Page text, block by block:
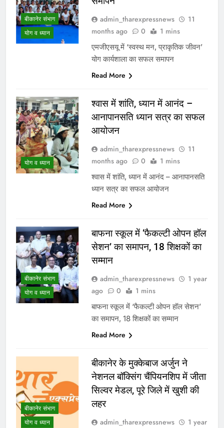
बीकानेर संभाग
योग व ध्यान
admin_tharexpressnews
11
months ago
0 1 mins
एमजीएसयू में ‘स्वस्थ मन, प्राकृतिक जीवन’
योग कार्यशाला का सफल समापन
Read More
योग व ध्यान
श्वास में शांति, ध्यान में आनंद –
आनापानसति ध्यान सत्र का सफल
आयोजन
admin_tharexpressnews
11
months ago
0 1 mins
श्वास में शांति, ध्यान में आनंद – आनापानसति
ध्यान सत्र का सफल आयोजन
Read More
बीकानेर संभाग
योग व ध्यान
बाफना स्कूल में ‘फैकल्टी ओपन हॉल
सेशन’ का समापन, 18 शिक्षकों का
सम्मान
admin_tharexpressnews
1 year
ago
0 1 mins
बाफना स्कूल में ‘फैकल्टी ओपन हॉल सेशन’
का समापन, 18 शिक्षकों का सम्मान
Read More
बीकानेर संभाग
योग व ध्यान
बीकानेर के मुक्केबाज अर्जुन ने
नेशनल बॉक्सिंग चैंपियनशिप में जीता
सिल्वर मेडल, पूरे जिले में खुशी की
लहर
admin_tharexpressnews
1 year